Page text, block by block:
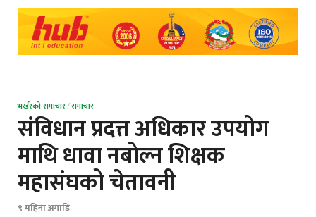
भर्खरको समाचार/समाचार
संविधान प्रदत्त अधिकार उपयोग
माथि धावा नबोल्न शिक्षक
महासंघको चेतावनी
९ महिना अगाडि